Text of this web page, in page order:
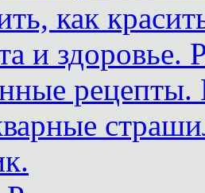
как
и здоровье.
рецепты.